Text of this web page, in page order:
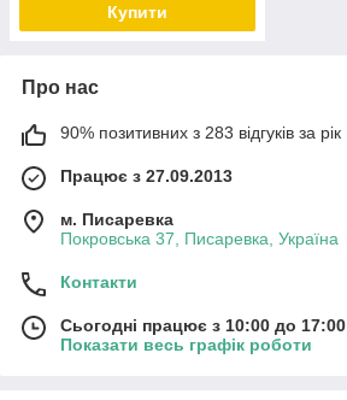
Купити
Про нас
90% позитивних з 283 відгуків за рік
Працює з 27.09.2013
м. Писаревка
Покровська 37, Писаревка, Україна
Контакти
Сьогодні працює з 10:00 до 17:00
Показати весь графік роботи